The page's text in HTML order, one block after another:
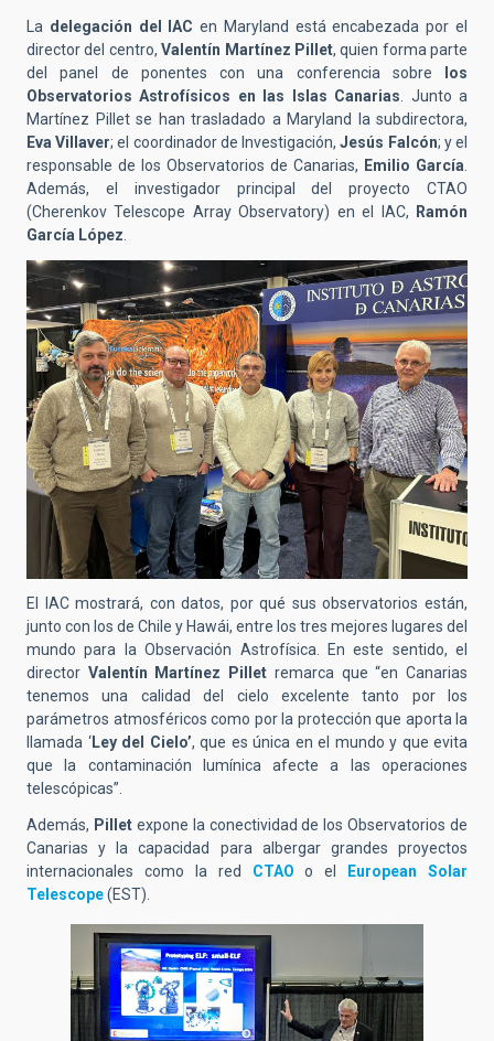
La delegación del IAC en Maryland está encabezada por el
director del centro,Valentín Martínez Pillet, quien forma parte
del panel de ponentes con una conferencia sobre los
Observatorios Astrofísicos en las Islas Canarias . Junto a
Martínez Pillet se han trasladado a Maryland la subdirectora,
Eva Villaver; el coordinador de Investigación,Jesús Falcón; y el
responsable de los Observatorios de Canarias, Emilio García
Además, el investigador principal del proyecto CTAO
(Cherenkov Telescope Array Observatory) en el IAC, Ramón
García López
El IAC mostrará, con datos, por qué sus observatorios están,
junto con los de Chile y Hawái, entre los tres mejores lugares del
mundo para la Observación Astrofísica. En este sentido, el
director Valentín Martínez Pillet remarca que “en Canarias
tenemos una calidad del cielo excelente tanto por los
parámetros atmosféricos como por la protección que aporta la
llamada ‘Ley del Cielo’, que es única en el mundo y que evita
que la contaminación lumínica afecte a las operaciones
telescópicas”.
Además, Pilletexpone la conectividad de los Observatorios de
Canarias y la capacidad para albergar grandes proyectos
internacionales como la red CTAO o el
European Solar
Telescope(EST).